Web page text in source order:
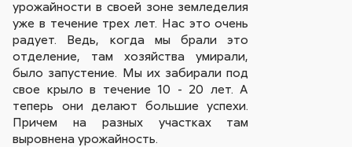
урожайности в своей зоне земледелия
уже в течение трех лет. Нас это очень
радует. Ведь, когда мы брали это
отделение, там хозяйства умирали,
было запустение. Мы их забирали под
свое крыло в течение 10 - 20 лет. А
теперь они делают большие успехи.
Причем на разных участках там
выровнена урожайность.